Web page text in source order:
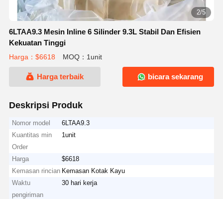
2/5
6LTAA9.3 Mesin Inline 6 Silinder 9.3L Stabil Dan Efisien
Kekuatan Tinggi
Harga：$6618 MOQ：1unit
Harga terbaik bicara sekarang
Deskripsi Produk
Nomor model
6LTAA9.3
Kuantitas min
Order
1unit
Harga
$6618
Kemasan rincian Kemasan Kotak Kayu
Waktu
pengiriman
30 hari kerja